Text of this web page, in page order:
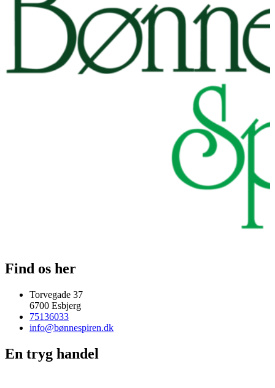
Find os her
Torvegade 37
6700 Esbjerg
75136033
info@bønnespiren.dk
En tryg handel